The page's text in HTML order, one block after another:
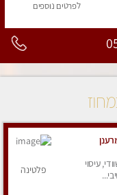
לפרטים נוספים
עיסוי
פלטינה